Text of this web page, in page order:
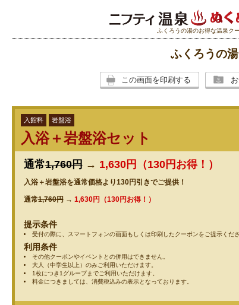
ふくろうの湯のお得な温泉ク
ふくろうの湯
この画面を印刷する
入館料 岩盤浴
入浴＋岩盤浴セット
通常1,760円→ 1,630円（130円お得！）
入浴＋岩盤浴を通常価格より130円引きでご提供！
通常1,760円→ 1,630円（130円お得！）
提示条件
受付の際に、スマートフォンの画面もしくは印刷したクーポンをご提示くださ
利用条件
その他クーポンやイベントとの併用はできません。
大人（中学生以上）のみご利用いただけます。
1枚につき1グループまでご利用いただけます。
料金につきましては、消費税込みの表示となっております。